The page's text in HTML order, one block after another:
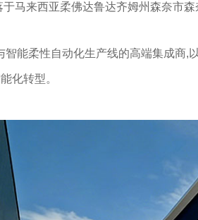
马来西亚柔佛达鲁达齐姆州森奈市
能柔性自动化生产线的高端集成商,
化转型。